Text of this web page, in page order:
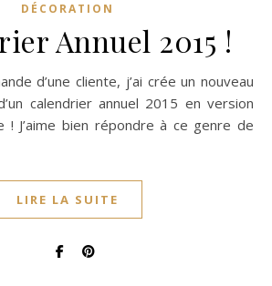
DÉCORATION
Annuel 2015 !
calendrier annuel 2015 en version
! J’aime bien répondre à ce genre de
LIRE LA SUITE